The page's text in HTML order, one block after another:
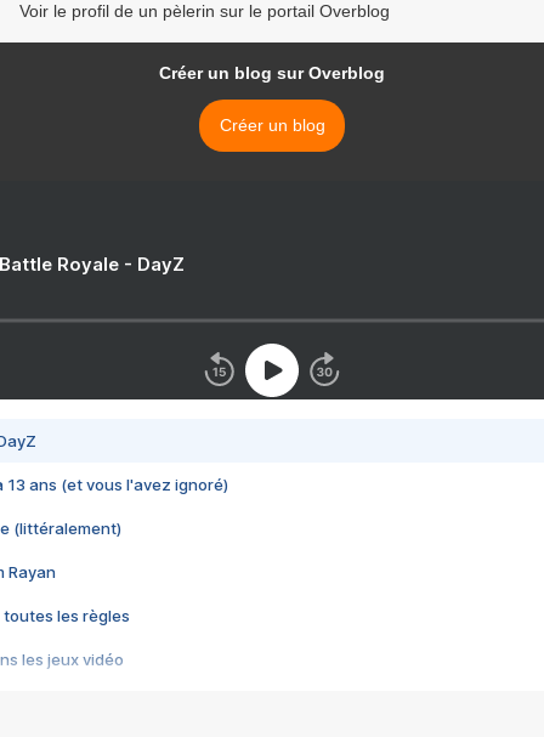
Voir le profil de un pèlerin sur le portail Overblog
Créer un blog sur Overblog
Créer un blog
Royale - DayZ
13 ans (et vous l'avez ignoré)
(littéralement)
Rayan
toutes les règles
les jeux vidéo